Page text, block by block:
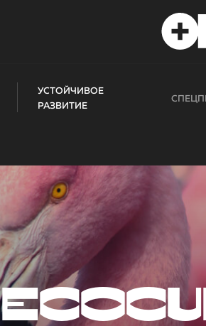
УСТОЙЧИВОЕ
РАЗВИТИЕ